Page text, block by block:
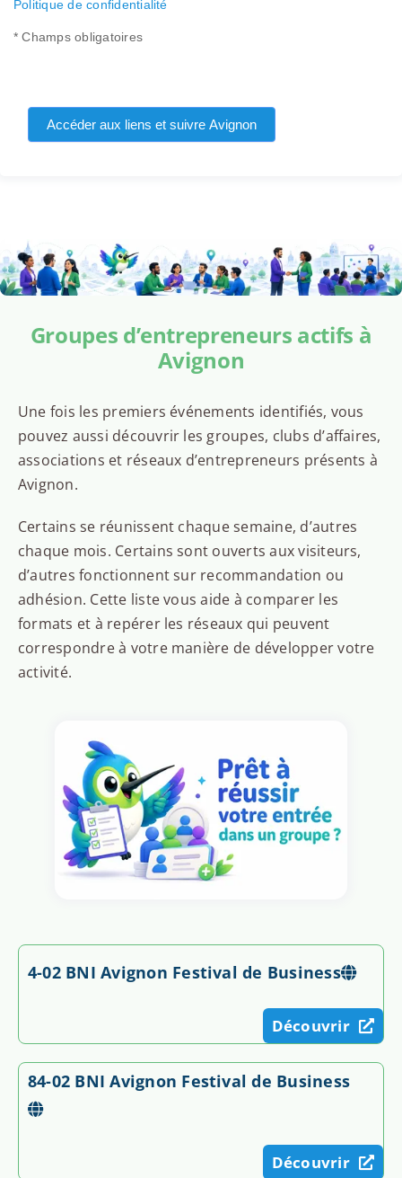
Politique de confidentialité
* Champs obligatoires
Accéder aux liens et suivre Avignon
Groupes d’entrepreneurs actifs à
Avignon
Une fois les premiers événements identifiés, vous
pouvez aussi découvrir les groupes, clubs d’affaires,
associations et réseaux d’entrepreneurs présents à
Avignon.
Certains se réunissent chaque semaine, d’autres
chaque mois. Certains sont ouverts aux visiteurs,
d’autres fonctionnent sur recommandation ou
adhésion. Cette liste vous aide à comparer les
formats et à repérer les réseaux qui peuvent
correspondre à votre manière de développer votre
activité.
4-02 BNI Avignon Festival de Business
Découvrir
84-02 BNI Avignon Festival de Business
Découvrir